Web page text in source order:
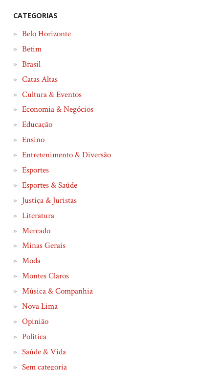
CATEGORIAS
Belo Horizonte
Betim
Brasil
Catas Altas
Cultura & Eventos
Economia & Negócios
Educação
Ensino
Entretenimento & Diversão
Esportes
Esportes & Saúde
Justiça & Juristas
Literatura
Mercado
Minas Gerais
Moda
Montes Claros
Música & Companhia
Nova Lima
Opinião
Política
Saúde & Vida
Sem categoria